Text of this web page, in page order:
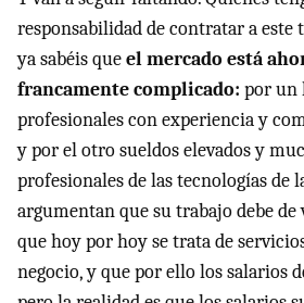
responsabilidad de contratar a este
ya sabéis queel mercado está
francamente complicado: por un
profesionales con experiencia y
y por el otro sueldos elevados y
profesionales de las tecnologías de
argumentan que su trabajo debe
que hoy por hoy se trata de
negocio, y que por ello los salarios